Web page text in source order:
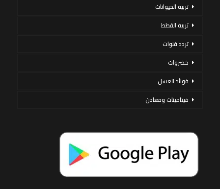
تربية الحيوانات
تربية القطط
تردد قنوات
خضروات
فوائد العسل
فيتامينات ومعادن